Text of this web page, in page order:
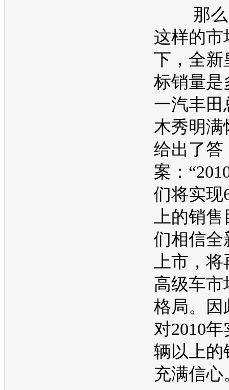
那么
这样的市
下，全新
标销量是
一汽丰田
木秀明满
给出了答
案：
们将实现
上的销
们相信全
上市，
高级车市
格局。因
对2010
辆以上的
充满信心